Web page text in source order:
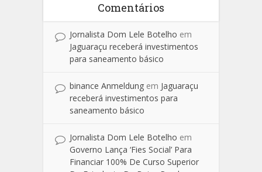
Comentários
Jornalista Dom Lele Botelho em
Jaguaraçu receberá investimentos
para saneamento básico
binance Anmeldung em Jaguaraçu
receberá investimentos para
saneamento básico
Jornalista Dom Lele Botelho em
Governo Lança ‘Fies Social’ Para
Financiar 100% De Curso Superior